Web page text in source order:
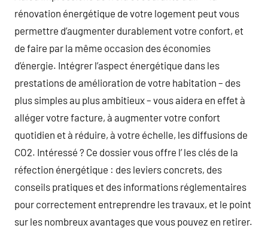
rénovation énergétique de votre logement peut vous
permettre d’augmenter durablement votre confort, et
de faire par la même occasion des économies
d’énergie. Intégrer l’aspect énergétique dans les
prestations de amélioration de votre habitation – des
plus simples au plus ambitieux – vous aidera en effet à
alléger votre facture, à augmenter votre confort
quotidien et à réduire, à votre échelle, les diffusions de
CO2. Intéressé ? Ce dossier vous offre l’ les clés de la
réfection énergétique : des leviers concrets, des
conseils pratiques et des informations réglementaires
pour correctement entreprendre les travaux, et le point
sur les nombreux avantages que vous pouvez en retirer.